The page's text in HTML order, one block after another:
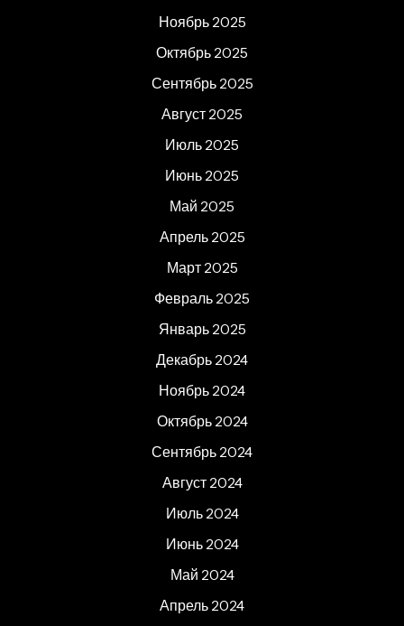
Ноябрь 2025
Октябрь 2025
Сентябрь 2025
Август 2025
Июль 2025
Июнь 2025
Май 2025
Апрель 2025
Март 2025
Февраль 2025
Январь 2025
Декабрь 2024
Ноябрь 2024
Октябрь 2024
Сентябрь 2024
Август 2024
Июль 2024
Июнь 2024
Май 2024
Апрель 2024